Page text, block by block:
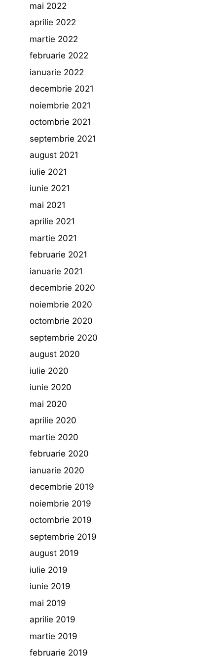
mai 2022
aprilie 2022
martie 2022
februarie 2022
ianuarie 2022
decembrie 2021
noiembrie 2021
octombrie 2021
septembrie 2021
august 2021
iulie 2021
iunie 2021
mai 2021
aprilie 2021
martie 2021
februarie 2021
ianuarie 2021
decembrie 2020
noiembrie 2020
octombrie 2020
septembrie 2020
august 2020
iulie 2020
iunie 2020
mai 2020
aprilie 2020
martie 2020
februarie 2020
ianuarie 2020
decembrie 2019
noiembrie 2019
octombrie 2019
septembrie 2019
august 2019
iulie 2019
iunie 2019
mai 2019
aprilie 2019
martie 2019
februarie 2019